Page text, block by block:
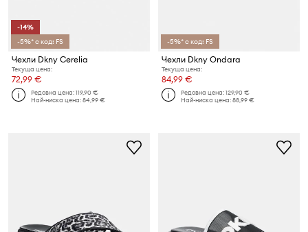
-14%
-5%* с код: FS
Чехли Dkny Cerelia
Текуща цена:
72,99 €
Редовна цена:119,90 €
Най-ниска цена:84,99 €
-5%* с код: FS
Чехли Dkny Ondara
Текуща цена:
84,99 €
Редовна цена:129,90 €
Най-ниска цена:88,99 €